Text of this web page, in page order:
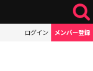
ログイン メンバー登録